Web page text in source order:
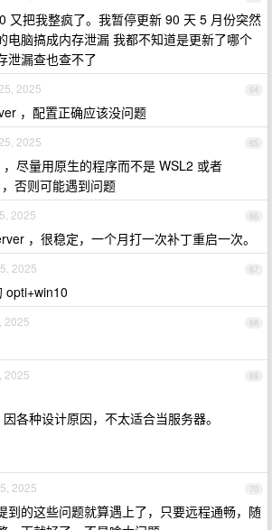
又把我整疯了。我暂停更新 90 天 5 月份突然
电脑搞成内存泄漏 我都不知道是更新了哪个
泄漏查也查不了
64
2025
，配置正确应该没问题
65
2025
尽量用原生的程序而不是 WSL2 或者
否则可能遇到问题
66
2025
，很稳定，一个月打一次补丁重启一次。
67
2025
opti+win10
68
2025
69
2025
各种设计原因，不太适合当服务器。
70
2025
到的这些问题就算遇上了，只要远程通畅，随